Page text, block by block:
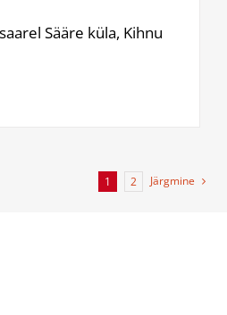
Sääre küla, Kihnu
1 2 Järgmine